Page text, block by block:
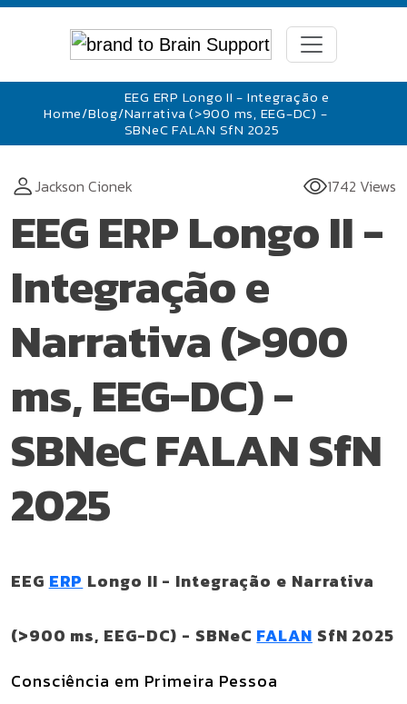
Home/Blog/
EEG ERP Longo II - Integração e
Narrativa (>900 ms, EEG-DC) -
SBNeC FALAN SfN 2025
Jackson Cionek 1742 Views
EEG ERP Longo II -
Integração e
Narrativa (>900
ms, EEG-DC) -
SBNeC FALAN SfN
2025
EEG ERP Longo II - Integração e Narrativa
(>900 ms, EEG-DC) - SBNeC FALAN SfN 2025
Consciência em Primeira Pessoa